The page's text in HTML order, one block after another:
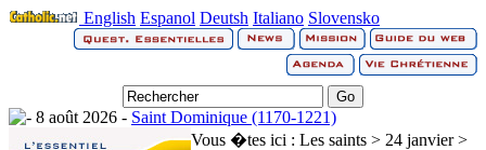
English Espanol Deutsh Italiano Slovensko
8 août 2026 - Saint Dominique (1170-1221)
Vous �tes ici : Les saints > 24 janvier >